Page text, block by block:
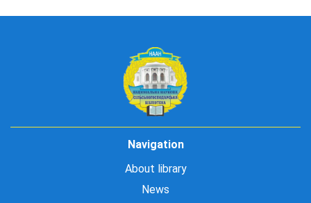
Navigation
About library
News